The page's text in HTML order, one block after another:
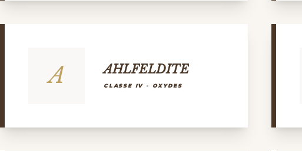
A AHLFELDITE
CLASSE IV - OXYDES